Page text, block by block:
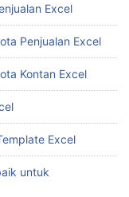
Excel
Penjualan Excel
Kontan Excel
Excel
untuk